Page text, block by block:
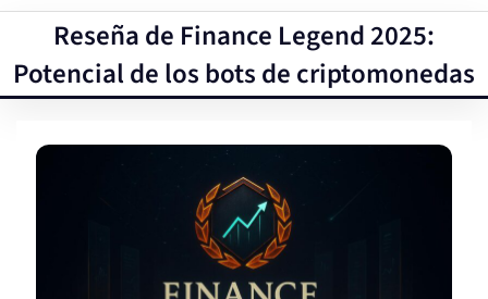
Reseña de Finance Legend 2025:
Potencial de los bots de criptomonedas